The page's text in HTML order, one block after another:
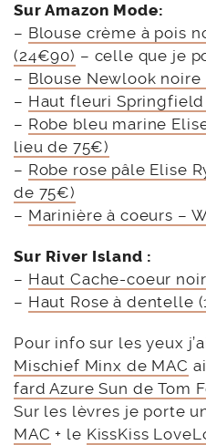
Sur Amazon Mode:
– Blouse crème à pois
(24€90) – celle que je
– Blouse Newlook noire
– Haut fleuri Springfield
– Robe bleu marine
lieu de 75€)
– Robe rose pâle Elise
de 75€)
– Marinière à coeurs –
Sur River Island :
– Haut Cache-coeur
– Haut Rose à dentelle
Pour info sur les yeux
Mischief Minx de MAC
fard Azure Sun de Tom
Sur les lèvres je porte
MAC + le KissKiss